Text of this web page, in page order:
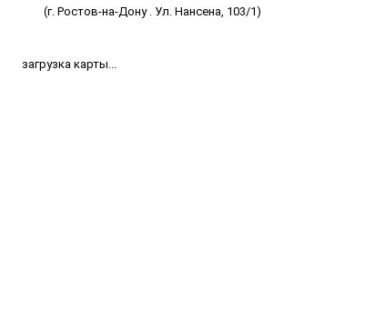
(г. Ростов-на-Дону . Ул. Нансена, 103/1)
загрузка карты...